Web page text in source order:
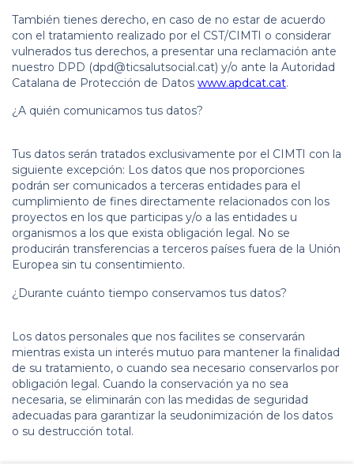
También tienes derecho, en caso de no estar de acuerdo
con el tratamiento realizado por el CST/CIMTI o considerar
vulnerados tus derechos, a presentar una reclamación ante
nuestro DPD (dpd@ticsalutsocial.cat) y/o ante la Autoridad
Catalana de Protección de Datos www.apdcat.cat.
¿A quién comunicamos tus datos?
Tus datos serán tratados exclusivamente por el CIMTI con la
siguiente excepción: Los datos que nos proporciones
podrán ser comunicados a terceras entidades para el
cumplimiento de fines directamente relacionados con los
proyectos en los que participas y/o a las entidades u
organismos a los que exista obligación legal. No se
producirán transferencias a terceros países fuera de la Unión
Europea sin tu consentimiento.
¿Durante cuánto tiempo conservamos tus datos?
Los datos personales que nos facilites se conservarán
mientras exista un interés mutuo para mantener la finalidad
de su tratamiento, o cuando sea necesario conservarlos por
obligación legal. Cuando la conservación ya no sea
necesaria, se eliminarán con las medidas de seguridad
adecuadas para garantizar la seudonimización de los datos
o su destrucción total.